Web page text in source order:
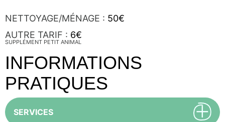
NETTOYAGE/MÉNAGE : 50€
AUTRE TARIF : 6€
SUPPLÉMENT PETIT ANIMAL
INFORMATIONS
PRATIQUES
SERVICES